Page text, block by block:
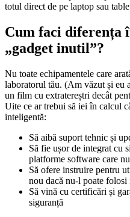
totul direct de pe laptop sau
Cum faci diferența
„gadget inutil”?
Nu toate echipamentele care
laboratorul tău. (Am văzut și eu
un film cu extratereștri decât
Uite ce ar trebui să iei în calcul
inteligentă:
Să aibă suport tehnic și
Să fie ușor de integrat cu
platforme software care
Să ofere instruire pentru
nou dacă nu-l poate folosi
Să vină cu certificări și
siguranță